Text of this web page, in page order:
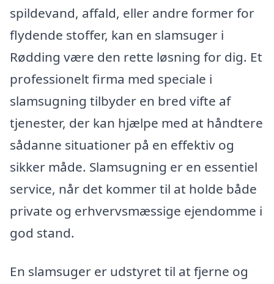
spildevand, affald, eller andre former for
flydende stoffer, kan en slamsuger i
Rødding være den rette løsning for dig. Et
professionelt firma med speciale i
slamsugning tilbyder en bred vifte af
tjenester, der kan hjælpe med at håndtere
sådanne situationer på en effektiv og
sikker måde. Slamsugning er en essentiel
service, når det kommer til at holde både
private og erhvervsmæssige ejendomme i
god stand.
En slamsuger er udstyret til at fjerne og